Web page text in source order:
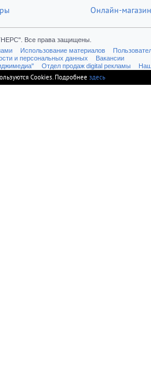
Онлайн-магазин
Все права защищены.
Использование материалов
и персональных данных
Вакансии
Отдел продаж digital рекламы
Cookies. Подробнее здесь